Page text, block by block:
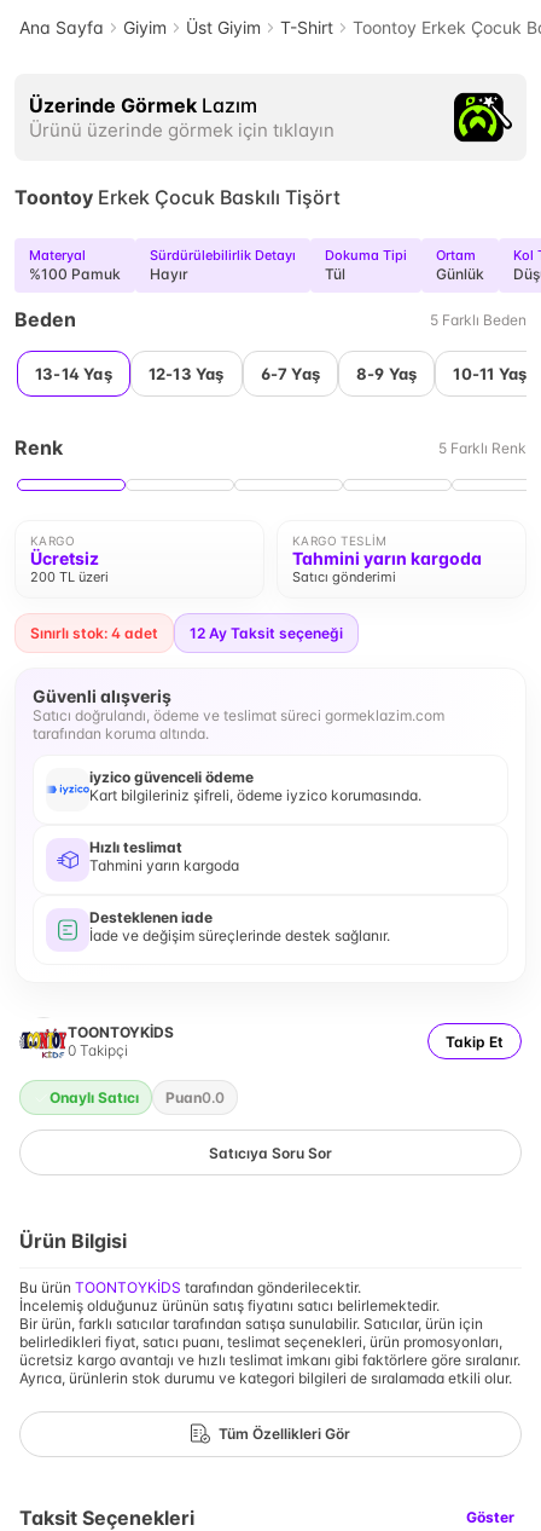
Ana Sayfa Giyim Üst Giyim T-Shirt Toontoy Erkek Çocuk
Üzerinde Görmek Lazım
Ürünü üzerinde görmek için tıklayın
Toontoy Erkek Çocuk Baskılı Tişört
Materyal
%100 Pamuk
Sürdürülebilirlik Detayı
Hayır
Dokuma Tipi
Tül
Ortam
Günlük
Kol
Beden 5 Farklı Beden
13-14 Yaş 12-13 Yaş 6-7 Yaş 8-9 Yaş 10-11 Yaş
Renk 5 Farklı Renk
KARGO
Ücretsiz
200 TL üzeri
KARGO TESLIM
Tahmini yarın kargoda
Satıcı gönderimi
Sınırlı stok: 4 adet 12 Ay Taksit seçeneği
Güvenli alışveriş
Satıcı doğrulandı, ödeme ve teslimat süreci gormeklazim.com
tarafından koruma altında.
iyzico güvenceli ödeme
Kart bilgileriniz şifreli, ödeme iyzico korumasında.
Hızlı teslimat
Tahmini yarın kargoda
Desteklenen iade
İade ve değişim süreçlerinde destek sağlanır.
TOONTOYKİDS
0 Takipçi Takip Et
Onaylı Satıcı Puan0.0
Satıcıya Soru Sor
Ürün Bilgisi
Bu ürün TOONTOYKİDS tarafından gönderilecektir.
İncelemiş olduğunuz ürünün satış fiyatını satıcı belirlemektedir.
Bir ürün, farklı satıcılar tarafından satışa sunulabilir. Satıcılar, ürün için
belirledikleri fiyat, satıcı puanı, teslimat seçenekleri, ürün promosyonları,
ücretsiz kargo avantajı ve hızlı teslimat imkanı gibi faktörlere göre sıralanır.
Ayrıca, ürünlerin stok durumu ve kategori bilgileri de sıralamada etkili olur.
Tüm Özellikleri Gör
Taksit Seçenekleri Göster